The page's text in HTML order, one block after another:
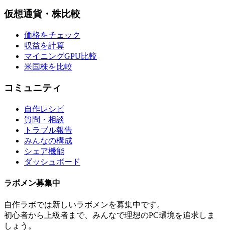
仮想通貨・株比較
価格をチェック
収益を計算
マイニングGPU比較
米国株を比較
コミュニティ
自作レシピ
質問・相談
トラブル報告
みんなの構成
シェア機能
ダッシュボード
ラボメン募集中
自作ラボでは新しいラボメンを募集中です。
初心者から上級者まで、みんなで理想のPC環境を追求しま
しょう。